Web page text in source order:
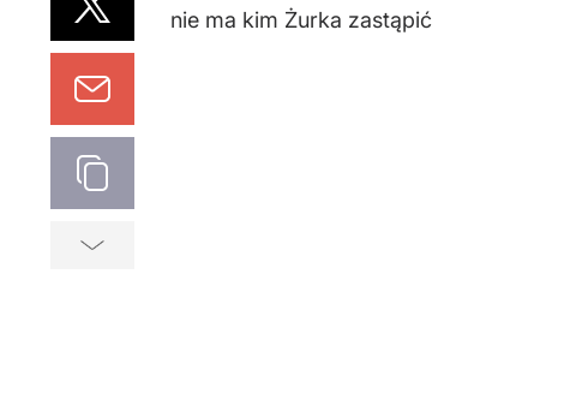
nie ma kim Żurka zastąpić